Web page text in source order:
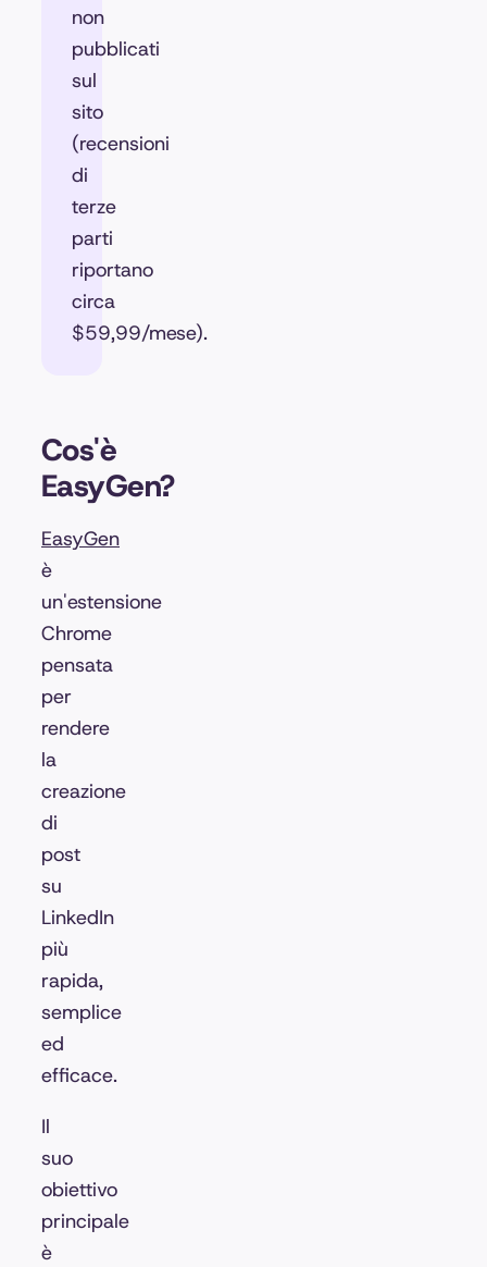
non
pubblicati
sul
sito
(recensioni
di
terze
parti
riportano
circa
$59,99/mese).
Cos'è
EasyGen?
EasyGen
è
un'estensione
Chrome
pensata
per
rendere
la
creazione
di
post
su
LinkedIn
più
rapida,
semplice
ed
efficace.
Il
suo
obiettivo
principale
è